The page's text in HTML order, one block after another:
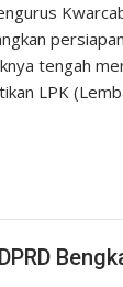
tengah
LPK